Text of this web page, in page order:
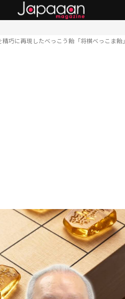
巧に再現したべっこう飴「将棋べっこま飴」